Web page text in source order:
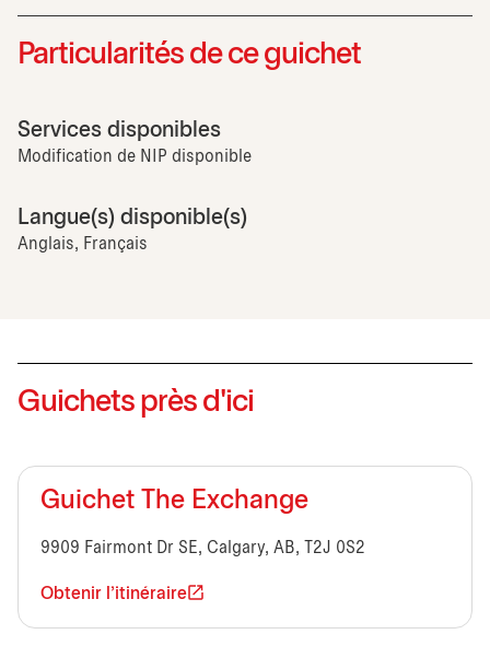
Particularités de ce guichet
Services disponibles
Modification de NIP disponible
Langue(s) disponible(s)
Anglais, Français
Guichets près d'ici
Guichet The Exchange
9909 Fairmont Dr SE, Calgary, AB, T2J 0S2
Obtenir l'itinéraire